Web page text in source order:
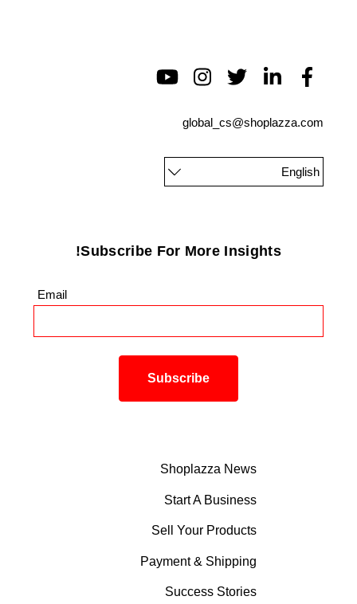
global_cs@shoplazza.com
English
Subscribe For More Insights!
Email
Shoplazza News
Start A Business
Sell Your Products
Payment & Shipping
Success Stories